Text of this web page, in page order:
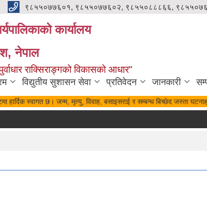
९८५५०७७६०१, ९८५५०७७६०२, ९८५५०८८८६६,
कार्यालय
नेपाल
राक्सिराङ्गको विकासको आधार"
विद्युतीय सुशासन सेवा प्रतिवेदन जानकारी
हार्दिक स्वागत छ। जन्म, मृत्यु, विवाह, बसाइसराई र सम्बन्ध बिच्छेद जस्ता